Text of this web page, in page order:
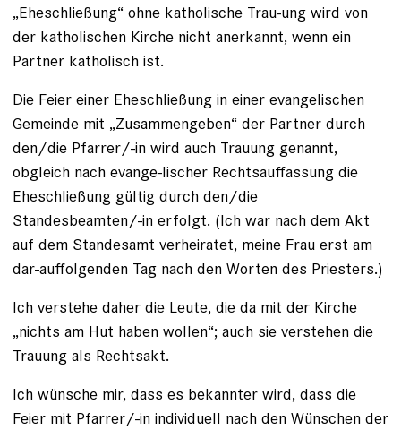
„Eheschließung“ ohne katholische Trau-ung wird von
der katholischen Kirche nicht anerkannt, wenn ein
Partner katholisch ist.
Die Feier einer Eheschließung in einer evangelischen
Gemeinde mit „Zusammengeben“ der Partner durch
den/die Pfarrer/-in wird auch Trauung genannt,
obgleich nach evange-lischer Rechtsauffassung die
Eheschließung gültig durch den/die
Standesbeamten/-in erfolgt. (Ich war nach dem Akt
auf dem Standesamt verheiratet, meine Frau erst am
dar-auffolgenden Tag nach den Worten des Priesters.)
Ich verstehe daher die Leute, die da mit der Kirche
„nichts am Hut haben wollen“; auch sie verstehen die
Trauung als Rechtsakt.
Ich wünsche mir, dass es bekannter wird, dass die
Feier mit Pfarrer/-in individuell nach den Wünschen der